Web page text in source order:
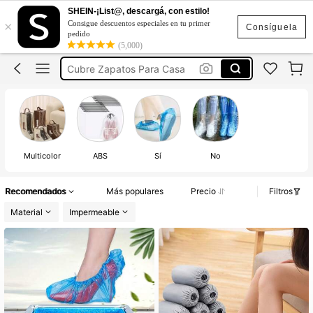
Consíguela
×
SHEIN-¡List@, descargá, con estilo!
Consigue descuentos especiales en tu primer
pedido
(5,000)
Botas
Cubre Zapatos
Cubre Zapatos Para Casa
Cubre Calzado Desechable
Botas
Cubre Zapatos
Multicolor ABS Sí No
Recomendados Más populares Precio
Filtros
Material
Impermeable